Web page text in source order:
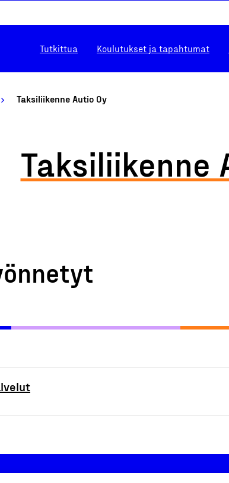
Tutkittua Koulutukset ja tapahtumat
Taksiliikenne Autio Oy
Taksiliikenne